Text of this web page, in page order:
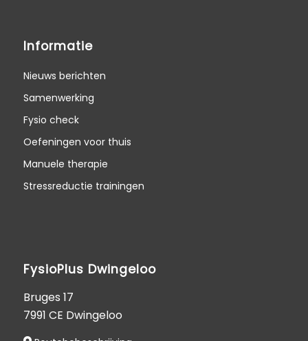
Informatie
Nieuws berichten
Samenwerking
Fysio check
Oefeningen voor thuis
Manuele therapie
Stressreductie trainingen
FysioPlus Dwingeloo
Bruges 17
7991 CE Dwingeloo